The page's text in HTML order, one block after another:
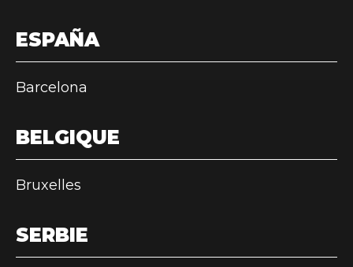
ESPAÑA
Barcelona
BELGIQUE
Bruxelles
SERBIE